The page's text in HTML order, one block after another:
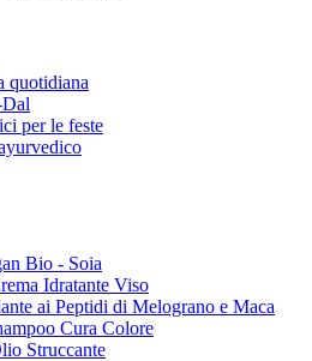
quotidiana
per le feste
Bio - Soia
Idratante Viso
ai Peptidi di Melograno e Maca
Cura Colore
Struccante